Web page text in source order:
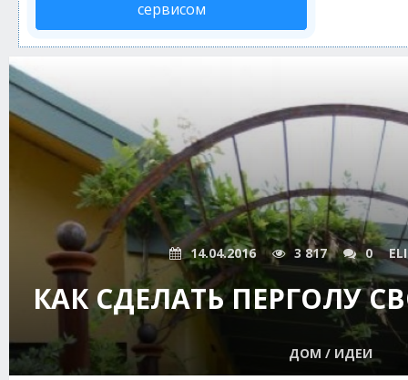
сервисом
14.04.2016 3 817 0
КАК СДЕЛАТЬ ПЕРГОЛУ
ДОМ / ИДЕИ